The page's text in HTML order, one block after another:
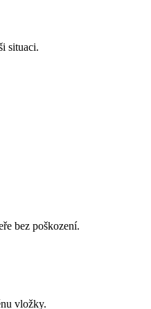
situaci.
bez poškození.
vložky.